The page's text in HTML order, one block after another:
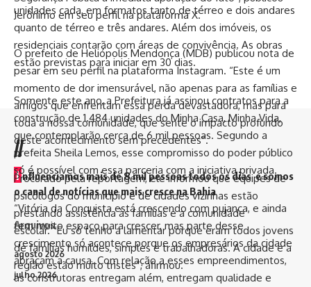
Jerônimo em seu perfil na plataforma X.
O prefeito de Heliópolis Mendonça (MDB) publicou nota de
pesar em seu perfil na plataforma Instagram. “Este é um
momento de dor imensurável, não apenas para as famílias e
amigos que enfrentam essa perda devastadora, mas para
toda a nossa comunidade, que sente o impacto profundo
deste acontecimento sem precedentes”.
Procurado pela reportagem, ele informou que equipes de
psicólogos do município e de cidades vizinhas estão
prestando assistência às famílias e a comunidade
escolar. “Eu só tenho a lamentar porque eram todos jovens
de famílias humildes, simples e trabalhadoras. A cidade e a
região estão muito tristes”, afirmou.
unidades cada, em formatos tanto de térreo e dois andares
quanto de térreo e três andares. Além dos imóveis, os
residenciais contarão com áreas de convivência. As obras
estão previstas para iniciar em 30 dias.
Somente este ano, a Prefeitura já assinou contratos para a
construção de 1.484 unidades do Minha Casa, Minha Vida,
que contemplarão cerca de 6 mil pessoas. Segundo a
prefeita Sheila Lemos, esse compromisso do poder público
só é possível com essa parceria com a iniciativa privada.
“Vitória da Conquista está crescendo com pujança, e ainda
tem muito espaço para crescer, mas parte desse
crescimento só acontece porque os empresários da cidade
abraçam a causa. Com relação a esses empreendimentos,
as construtoras entregam além, entregam qualidade e
//
I nfluenciamos mais de 8 mil pessoas todos os dias e somos
o canal de notícias que mais cresce na Bahia
Arquivos
agosto 2026
julho 2026